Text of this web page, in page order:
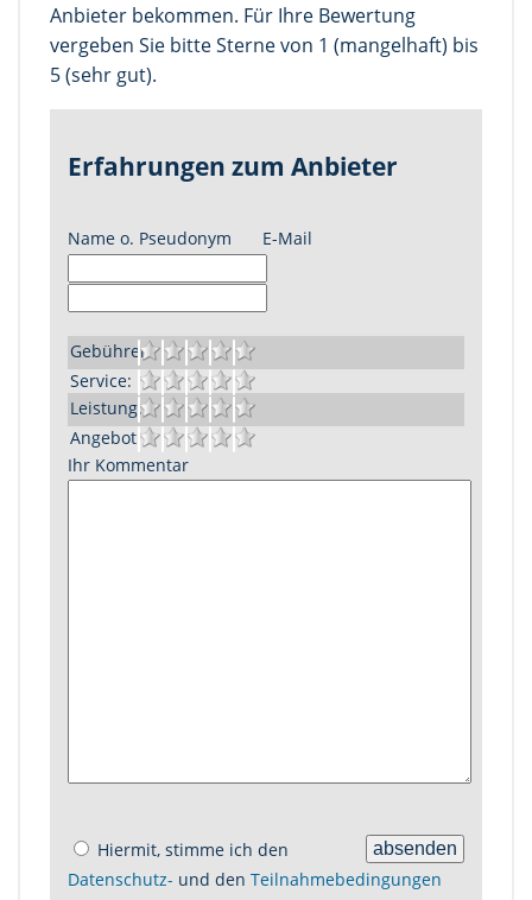
Anbieter bekommen. Für Ihre Bewertung
vergeben Sie bitte Sterne von 1 (mangelhaft) bis
5 (sehr gut).
Erfahrungen zum Anbieter
Name o. Pseudonym E-Mail
Gebühren:
Service:
Leistung:
Angebot:
Ihr Kommentar
Hiermit, stimme ich den
Datenschutz- und den Teilnahmebedingungen